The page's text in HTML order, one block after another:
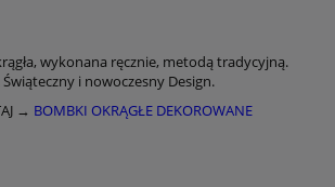
wykonana ręcznie, metodą tradycyjną.
i nowoczesny Design.
→ BOMBKI OKRĄGŁE DEKOROWANE